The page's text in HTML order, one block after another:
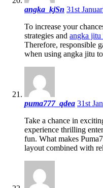
angka_kjSn 31st
To increase your
strategies and angka jitu
Therefore, responsible
when using angka jitu
puma777_qdea 31st
Take a chance in
experience thrilling
fun. What makes
layout combined with